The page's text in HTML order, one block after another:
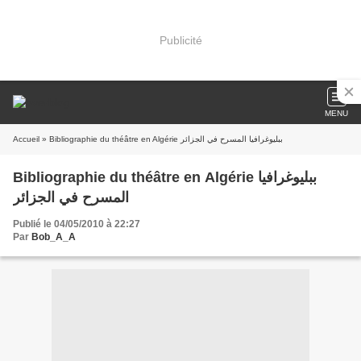
Publicité
MENU
Accueil » Bibliographie du théâtre en Algérie ببليوغرافيا المسرح في الجزائر
Bibliographie du théâtre en Algérie ببليوغرافيا
المسرح في الجزائر
Publié le 04/05/2010 à 22:27
Par Bob_A_A